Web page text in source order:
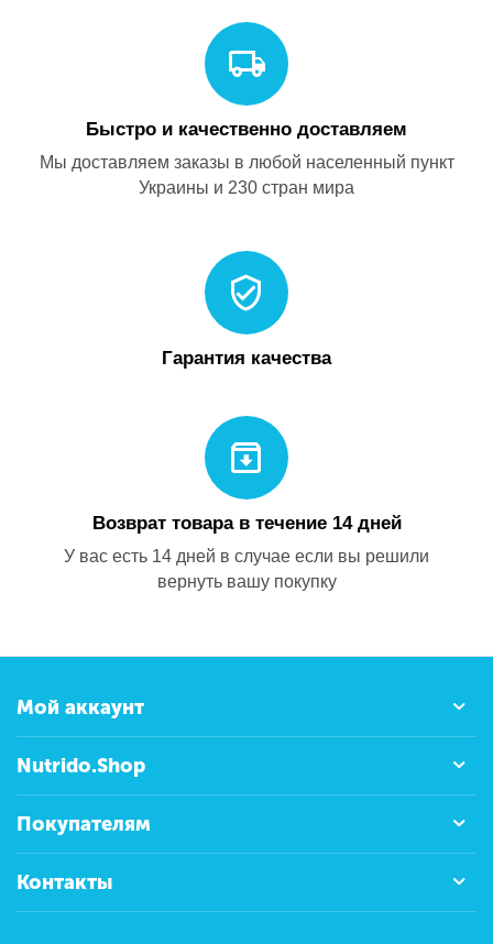
Быстро и качественно доставляем
Мы доставляем заказы в любой населенный пункт
Украины и 230 стран мира
Гарантия качества
Возврат товара в течение 14 дней
У вас есть 14 дней в случае если вы решили
вернуть вашу покупку
Мой аккаунт
Nutrido.Shop
Покупателям
Контакты